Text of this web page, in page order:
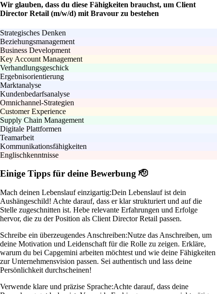
Wir glauben, dass du diese Fähigkeiten brauchst, um Client
Director Retail (m/w/d) mit Bravour zu bestehen
Strategisches Denken
Beziehungsmanagement
Business Development
Key Account Management
Verhandlungsgeschick
Ergebnisorientierung
Marktanalyse
Kundenbedarfsanalyse
Omnichannel-Strategien
Customer Experience
Supply Chain Management
Digitale Plattformen
Teamarbeit
Kommunikationsfähigkeiten
Englischkenntnisse
Einige Tipps für deine Bewerbung 🫡
Mach deinen Lebenslauf einzigartig:Dein Lebenslauf ist dein
Aushängeschild! Achte darauf, dass er klar strukturiert und auf die
Stelle zugeschnitten ist. Hebe relevante Erfahrungen und Erfolge
hervor, die zu der Position als Client Director Retail passen.
Schreibe ein überzeugendes Anschreiben:Nutze das Anschreiben, um
deine Motivation und Leidenschaft für die Rolle zu zeigen. Erkläre,
warum du bei Capgemini arbeiten möchtest und wie deine Fähigkeiten
zur Unternehmensvision passen. Sei authentisch und lass deine
Persönlichkeit durchscheinen!
Verwende klare und präzise Sprache:Achte darauf, dass deine